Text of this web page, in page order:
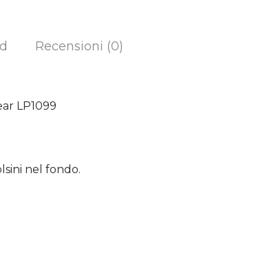
Recensioni (0)
LP1099
nel fondo.